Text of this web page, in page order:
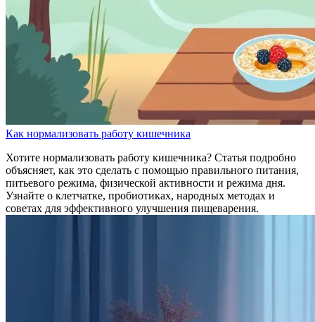
Как нормализовать работу кишечника
Хотите нормализовать работу кишечника? Статья подробно
объясняет, как это сделать с помощью правильного питания,
питьевого режима, физической активности и режима дня.
Узнайте о клетчатке, пробиотиках, народных методах и
советах для эффективного улучшения пищеварения.